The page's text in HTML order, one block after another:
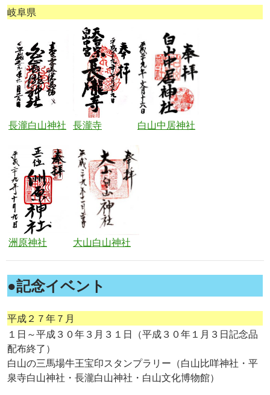
岐阜県
長瀧白山神社 長瀧寺 白山中居神社
洲原神社 大山白山神社
●記念イベント
平成２７年７月
１日～平成３０年３月３１日（平成３０年１月３日記念品
配布終了）
白山の三馬場牛王宝印スタンプラリー（白山比咩神社・平
泉寺白山神社・長瀧白山神社・白山文化博物館）